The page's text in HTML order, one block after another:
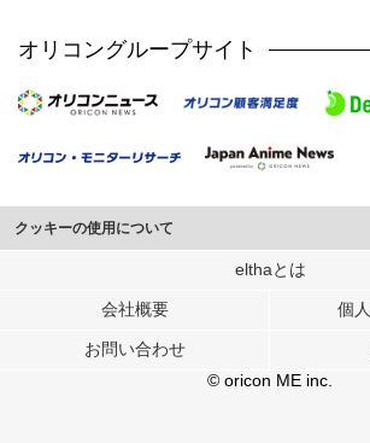
オリコングループサイト
クッキーの使用について
このサイトでは Cookie を使用して、ユーザーに合わ
行っています。
メディアや広告配信、データ解析の各パートナーに提
各パートナーは、この情報とユーザーが各パートナー
ユーザーが各パートナーのサービスを使用したときに
elthaとは
会社概要 個
お問い合わせ
© oricon ME inc.